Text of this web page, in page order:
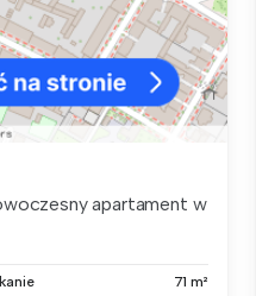
apartament w
71 m²